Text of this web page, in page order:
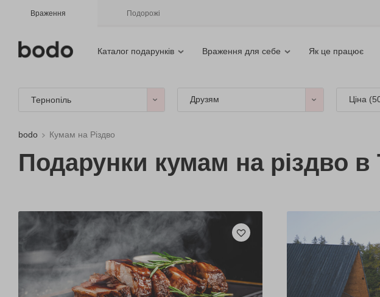
Враження Подорожі
Каталог подарунків Враження для себе Як це працює
Тернопіль Друзям Ціна (
bodo Кумам на Різдво
Подарунки кумам на різдво в